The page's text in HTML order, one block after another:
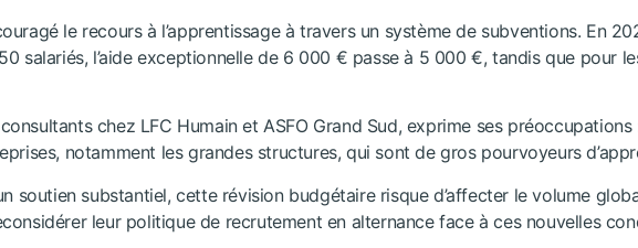
le recours à l’apprentissage à travers un système de subventions. En
salariés, l’aide exceptionnelle de 6 000 € passe à 5 000 €, tandis que pour
chez LFC Humain et ASFO Grand Sud, exprime ses
notamment les grandes structures, qui sont de gros pourvoyeurs
soutien substantiel, cette révision budgétaire risque d’affecter le volume
leur politique de recrutement en alternance face à ces nouvelles